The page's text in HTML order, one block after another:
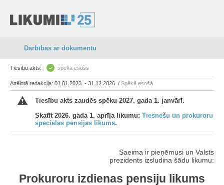
Darbības ar dokumentu
Tiesību akts: spēkā esošs
Attēlotā redakcija: 01.01.2023. - 31.12.2026. / Spēkā esošā
Tiesību akts zaudēs spēku 2027. gada 1. janvārī.
Skatīt 2026. gada 1. aprīļa likumu: Tiesnešu un prokuroru
speciālās pensijas likums.
Saeima ir pieņēmusi un Valsts
prezidents izsludina šādu likumu:
Prokuroru izdienas pensiju likums